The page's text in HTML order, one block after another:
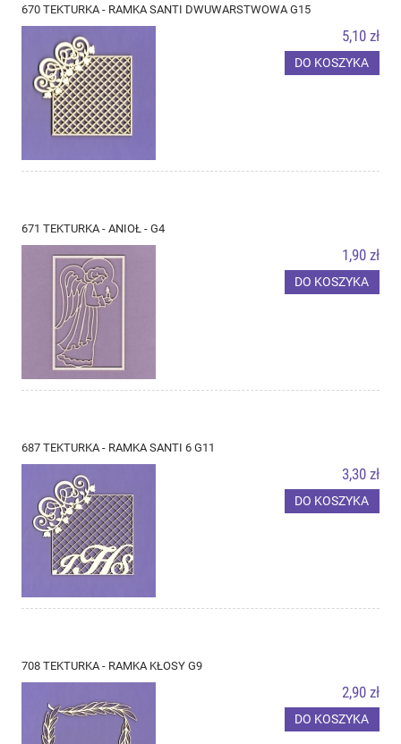
670 TEKTURKA - RAMKA SANTI DWUWARSTWOWA G15
5,10 zł
DO KOSZYKA
671 TEKTURKA - ANIOŁ - G4
1,90 zł
DO KOSZYKA
687 TEKTURKA - RAMKA SANTI 6 G11
3,30 zł
DO KOSZYKA
708 TEKTURKA - RAMKA KŁOSY G9
2,90 zł
DO KOSZYKA